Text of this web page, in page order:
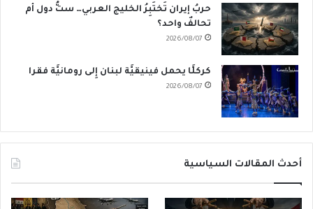
حربُ إيران تَختَبِرُ الخليج العربي… ستُّ دول أم
تحالفٌ واحد؟
2026/08/07
كركلَّا يحمل فينيقيَّة لبنان إِلى رومانيَّة فقرا
2026/08/07
أحدث المقالات السياسية